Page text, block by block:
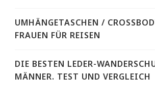
UMHÄNGETASCHEN /
FRAUEN FÜR REISEN
DIE BESTEN LEDER-
MÄNNER. TEST UND VERGLEICH